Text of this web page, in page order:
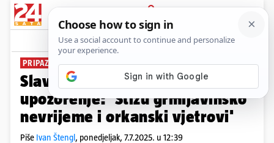
PRIJAVA
News Komentari
PRIPAZITE!
Slavoncima na mobitele stiglo
upozorenje: 'Stižu grmljavinsko
nevrijeme i orkanski vjetrovi'
Piše Ivan Štengl, ponedjeljak, 7.7.2025. u 12:39